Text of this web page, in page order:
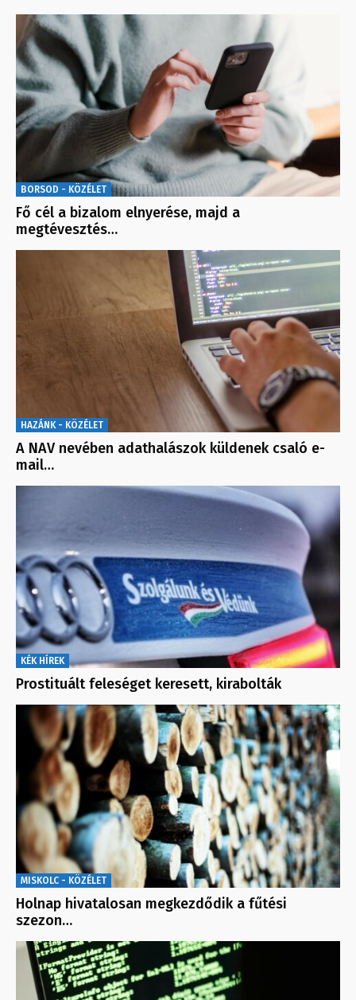
BORSOD - KÖZÉLET
Fő cél a bizalom elnyerése, majd a
megtévesztés…
HAZÁNK - KÖZÉLET
A NAV nevében adathalászok küldenek csaló e-
mail…
KÉK HÍREK
Prostituált feleséget keresett, kirabolták
MISKOLC - KÖZÉLET
Holnap hivatalosan megkezdődik a fűtési
szezon…